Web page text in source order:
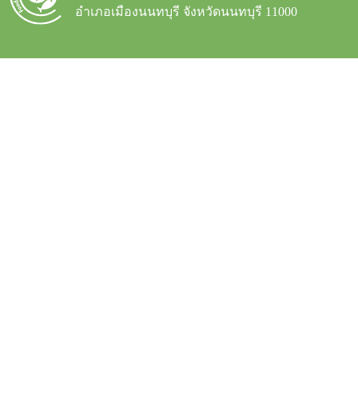
อำเภอเมืองนนทบุรี จังหวัดนนทบุรี 11000